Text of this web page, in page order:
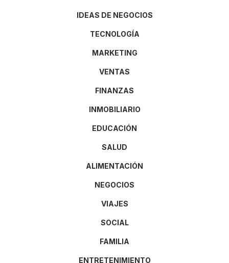
IDEAS DE NEGOCIOS
TECNOLOGÍA
MARKETING
VENTAS
FINANZAS
INMOBILIARIO
EDUCACIÓN
SALUD
ALIMENTACIÓN
NEGOCIOS
VIAJES
SOCIAL
FAMILIA
ENTRETENIMIENTO